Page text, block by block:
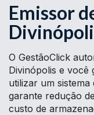
Emissor
O GestãoClick
Divinópolis e você
utilizar um
garante redução
custo de